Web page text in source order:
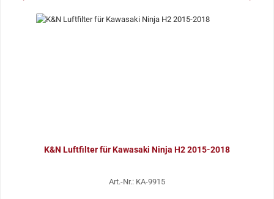
K&N Luftfilter für Kawasaki Ninja H2 2015-2018
Art.-Nr.: KA-9915